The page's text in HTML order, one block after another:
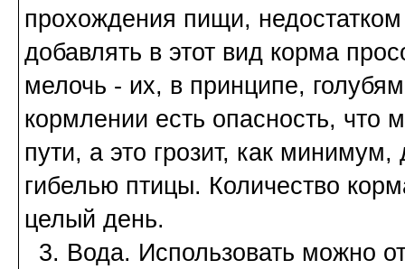
прохождения пищи,
добавлять в этот вид корма
мелочь - их, в принципе,
кормлении есть опасность, что
пути, а это грозит, как
гибелью птицы. Количество
целый день.
3. Вода. Использовать можно